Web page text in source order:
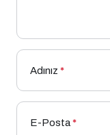
Adınız *
E-Posta*